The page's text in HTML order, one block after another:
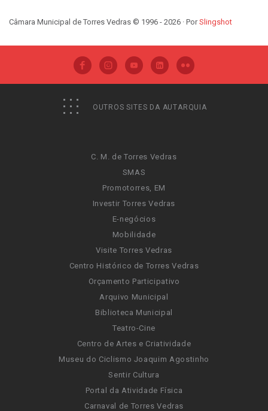
Câmara Municipal de Torres Vedras © 1996 - 2026 · PorSlingshot
OUTROS SITES DA AUTARQUIA
C. M. de Torres Vedras
SMAS
Promotorres, EM
Investir Torres Vedras
E-negócios
Mobilidade
Visite Torres Vedras
Centro Histórico de Torres Vedras
Orçamento Participativo
Arquivo Municipal
Biblioteca Municipal
Teatro-Cine
Centro de Artes e Criatividade
Museu do Ciclismo Joaquim Agostinho
Sentir Cultura
Portal da Atividade Física
Carnaval de Torres Vedras